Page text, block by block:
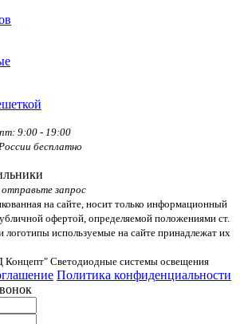
9:00 - 19:00
бесплатно
отправьте запрос
на сайте, носит только информационный
офертой, определяемой положениями ст.
используемые на сайте принадлежат их
Светодиодные системы освещения
Политика конфиденциальности